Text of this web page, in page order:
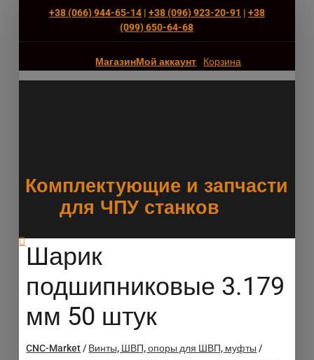
+38 (066) 944-65-14| +38 (096) 923-20-91 | +38
(‎099) 650-64-68
МагазинМой аккаунт Корзина
Комплектующие и запчасти
для ЧПУ станков
Шарик
подшипниковые 3.179
мм 50 штук
CNC-Market/ Винты, ШВП, опоры для ШВП, муфты /